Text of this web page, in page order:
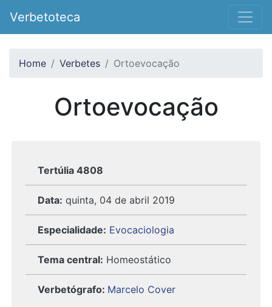
Verbetoteca
Home Verbetes Ortoevocação
Ortoevocação
Tertúlia 4808
Data: quinta, 04 de abril 2019
Especialidade: Evocaciologia
Tema central: Homeostático
Verbetógrafo: Marcelo Cover